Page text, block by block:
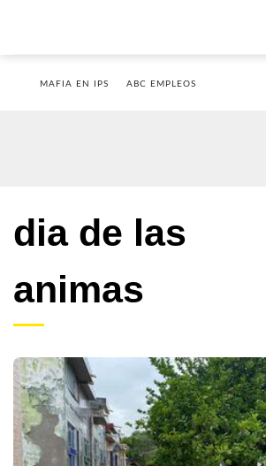
MAFIA EN IPS ABC EMPLEOS
dia de las
animas